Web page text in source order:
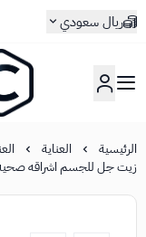
ريال سعودي
الرئيسية العناية
زيت جل للجسم اشراقه صحيه